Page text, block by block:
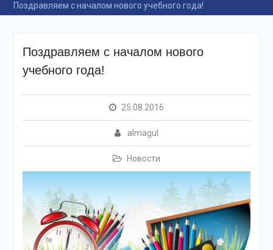
Поздравляем с началом нового учебного года!
Поздравляем с началом нового
учебного года!
25.08.2016
almagul
Новости